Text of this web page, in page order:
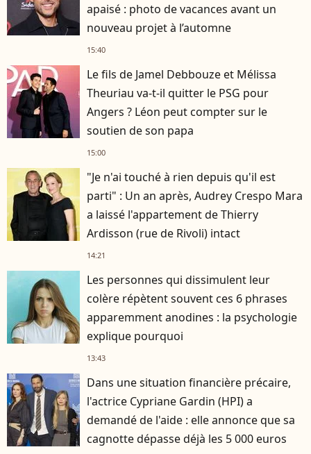
apaisé : photo de vacances avant un
nouveau projet à l’automne
15:40
Le fils de Jamel Debbouze et Mélissa
Theuriau va-t-il quitter le PSG pour
Angers ? Léon peut compter sur le
soutien de son papa
15:00
"Je n'ai touché à rien depuis qu'il est
parti" : Un an après, Audrey Crespo Mara
a laissé l'appartement de Thierry
Ardisson (rue de Rivoli) intact
14:21
Les personnes qui dissimulent leur
colère répètent souvent ces 6 phrases
apparemment anodines : la psychologie
explique pourquoi
13:43
Dans une situation financière précaire,
l'actrice Cypriane Gardin (HPI) a
demandé de l'aide : elle annonce que sa
cagnotte dépasse déjà les 5 000 euros